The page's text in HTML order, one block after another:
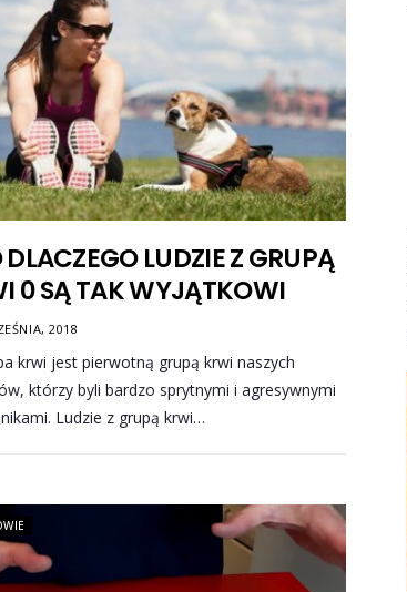
LUDZIE Z GRUPĄ
0 SĄ TAK WYJĄTKOWI
2018
krwi jest pierwotną grupą krwi naszych
którzy byli bardzo sprytnymi i agresywnymi
Ludzie z grupą krwi…